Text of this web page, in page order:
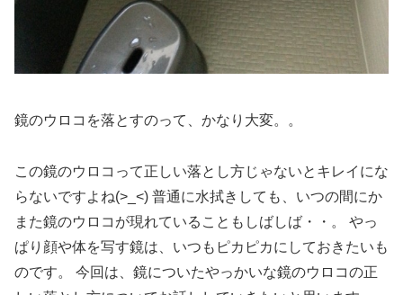
鏡のウロコを落とすのって、かなり大変。。
この鏡のウロコって正しい落とし方じゃないとキレイにな
らないですよね(>_<) 普通に水拭きしても、いつの間にか
また鏡のウロコが現れていることもしばしば・・。 やっ
ぱり顔や体を写す鏡は、いつもピカピカにしておきたいも
のです。 今回は、 鏡についたやっかいな鏡のウロコの正